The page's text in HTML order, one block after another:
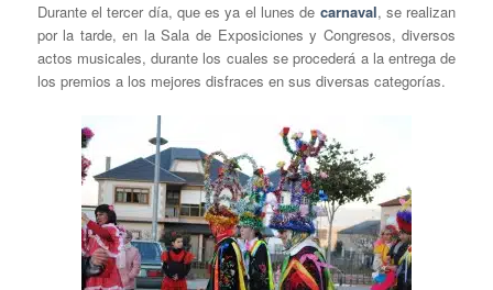
Durante el tercer día, que es ya el lunes de carnaval, se realizan
por la tarde, en la Sala de Exposiciones y Congresos, diversos
actos musicales, durante los cuales se procederá a la entrega de
los premios a los mejores disfraces en sus diversas categorías.